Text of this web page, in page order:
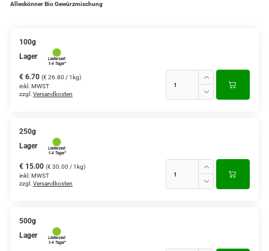
Alleskönner Bio Gewürzmischung
100g
Lager
€ 6.70 (€ 26.80 / 1kg)
inkl. MWST
zzgl. Versandkosten
250g
Lager
€ 15.00 (€ 30.00 / 1kg)
inkl. MWST
zzgl. Versandkosten
500g
Lager